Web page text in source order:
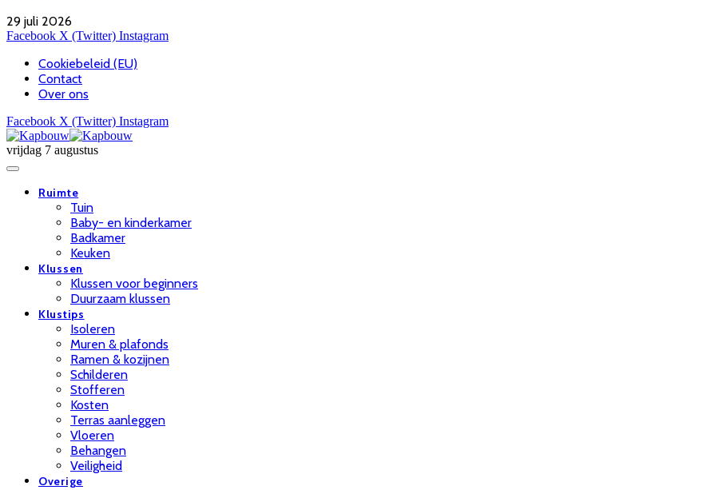
29 juli 2026
Facebook X (Twitter) Instagram
Cookiebeleid (EU)
Contact
Over ons
Facebook X (Twitter) Instagram
vrijdag 7 augustus
Ruimte
Tuin
Baby- en kinderkamer
Badkamer
Keuken
Klussen
Klussen voor beginners
Duurzaam klussen
Klustips
Isoleren
Muren & plafonds
Ramen & kozijnen
Schilderen
Stofferen
Kosten
Terras aanleggen
Vloeren
Behangen
Veiligheid
Overige